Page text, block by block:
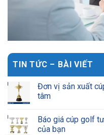
TIN TỨC – BÀI VIẾT
Đơn vị sản xuất
tâm
Báo giá cúp golf
của bạn